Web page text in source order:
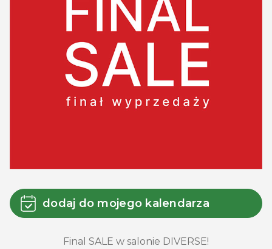
dodaj do mojego kalendarza
Final SALE w salonie DIVERSE!